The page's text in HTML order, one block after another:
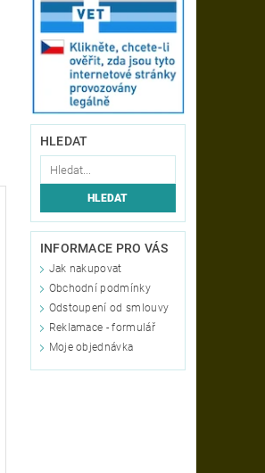
HLEDAT
INFORMACE PRO VÁS
Jak nakupovat
Obchodní podmínky
Odstoupení od smlouvy
Reklamace - formulář
Moje objednávka